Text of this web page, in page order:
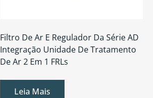
Filtro De Ar E Regulador Da Série AD
Integração Unidade De Tratamento
De Ar 2 Em 1 FRLs
Leia Mais